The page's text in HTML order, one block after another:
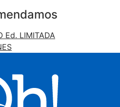
Ed. LIMITADA